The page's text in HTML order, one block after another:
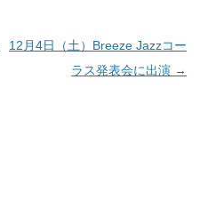
12月4日（土）Breeze Jazzコー
ラス発表会に出演 →